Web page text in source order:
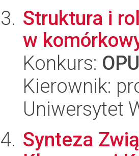
Struktura i
w
Konkurs:
Kierownik:
Uniwersytet
Synteza